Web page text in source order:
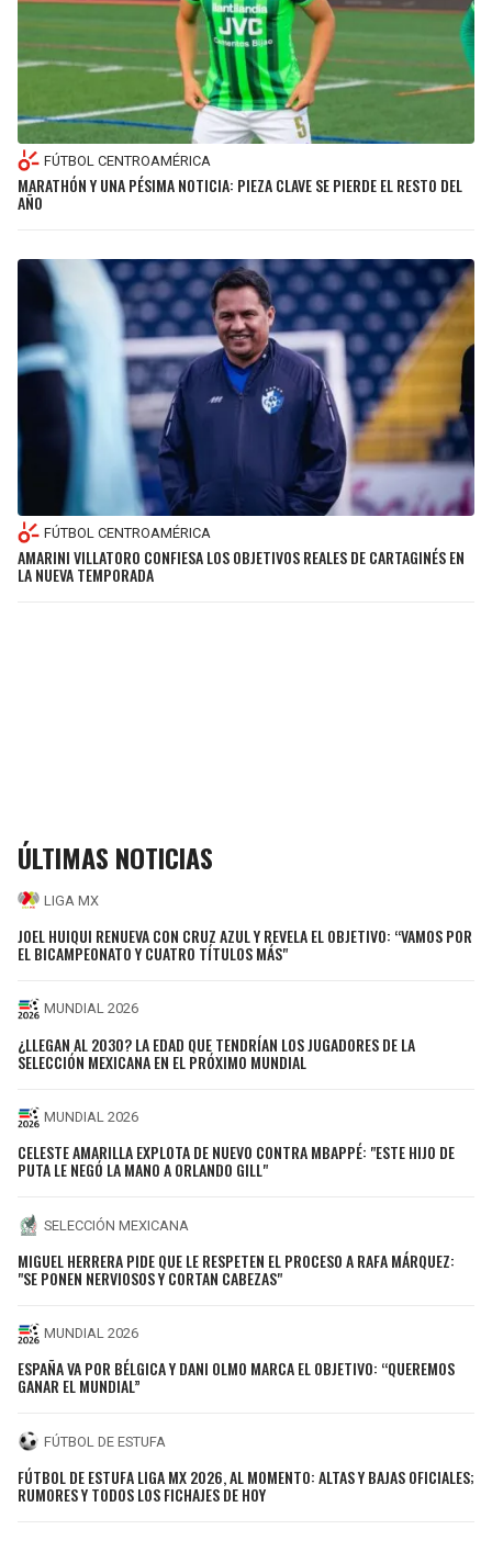
FÚTBOL CENTROAMÉRICA
MARATHÓN Y UNA PÉSIMA NOTICIA: PIEZA CLAVE SE PIERDE EL RESTO DEL
AÑO
FÚTBOL CENTROAMÉRICA
AMARINI VILLATORO CONFIESA LOS OBJETIVOS REALES DE CARTAGINÉS EN
LA NUEVA TEMPORADA
ÚLTIMAS NOTICIAS
LIGA MX
JOEL HUIQUI RENUEVA CON CRUZ AZUL Y REVELA EL OBJETIVO: “VAMOS POR
EL BICAMPEONATO Y CUATRO TÍTULOS MÁS"
MUNDIAL 2026
¿LLEGAN AL 2030? LA EDAD QUE TENDRÍAN LOS JUGADORES DE LA
SELECCIÓN MEXICANA EN EL PRÓXIMO MUNDIAL
MUNDIAL 2026
CELESTE AMARILLA EXPLOTA DE NUEVO CONTRA MBAPPÉ: "ESTE HIJO DE
PUTA LE NEGÓ LA MANO A ORLANDO GILL"
SELECCIÓN MEXICANA
MIGUEL HERRERA PIDE QUE LE RESPETEN EL PROCESO A RAFA MÁRQUEZ:
"SE PONEN NERVIOSOS Y CORTAN CABEZAS"
MUNDIAL 2026
ESPAÑA VA POR BÉLGICA Y DANI OLMO MARCA EL OBJETIVO: “QUEREMOS
GANAR EL MUNDIAL”
FÚTBOL DE ESTUFA
FÚTBOL DE ESTUFA LIGA MX 2026, AL MOMENTO: ALTAS Y BAJAS OFICIALES;
RUMORES Y TODOS LOS FICHAJES DE HOY